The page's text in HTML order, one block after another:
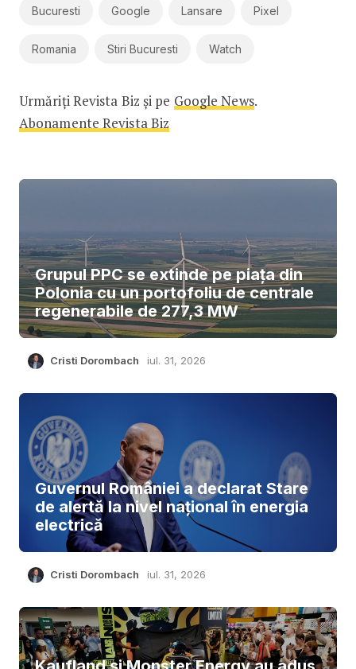
Bucuresti Google Lansare Pixel
Romania Stiri Bucuresti Watch
Urmăriți Revista Biz și pe Google News.
Abonamente Revista Biz
Grupul PPC se extinde pe piața din
Polonia cu un portofoliu de centrale
regenerabile de 277,3 MW
Cristi Dorombach iul. 31, 2026
Guvernul României a declarat Stare
de alertă la nivel național în energia
electrică
Cristi Dorombach iul. 31, 2026